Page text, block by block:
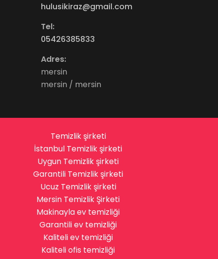
hulusikiraz@gmail.com
Tel:
05426385833
Adres:
mersin
mersin / mersin
Temizlik şirketi
İstanbul Temizlik şirketi
Uygun Temizlik şirketi
Garantili Temizlik şirketi
Ucuz Temizlik şirketi
Mersin Temizlik Şirketi
Makinayla ev temizliği
Garantili ev temizliği
Kaliteli ev temizliği
Kaliteli ofis temizliği